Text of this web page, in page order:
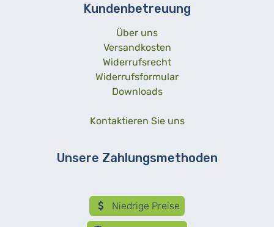
Kundenbetreuung
Über uns
Versandkosten
Widerrufsrecht
Widerrufsformular
Downloads
Kontaktieren Sie uns
Unsere Zahlungsmethoden
Niedrige Preise